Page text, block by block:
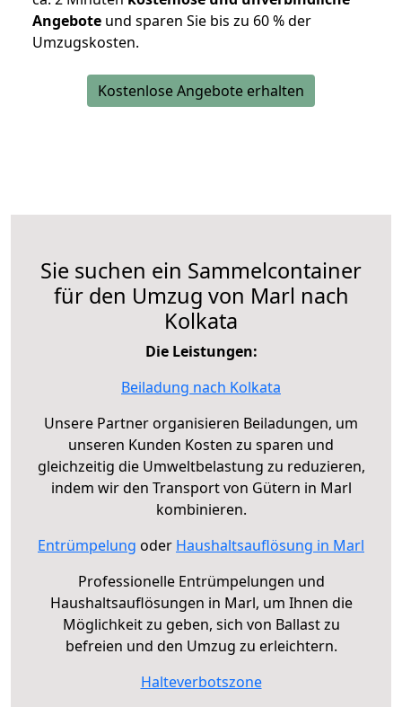
Angebote und sparen Sie bis zu 60 % der
Umzugskosten.
Kostenlose Angebote erhalten
Sie suchen ein Sammelcontainer
für den Umzug von Marl nach
Kolkata
Die Leistungen:
Beiladung nach Kolkata
Unsere Partner organisieren Beiladungen, um
unseren Kunden Kosten zu sparen und
gleichzeitig die Umweltbelastung zu reduzieren,
indem wir den Transport von Gütern in Marl
kombinieren.
Entrümpelung oder Haushaltsauflösung in Marl
Professionelle Entrümpelungen und
Haushaltsauflösungen in Marl, um Ihnen die
Möglichkeit zu geben, sich von Ballast zu
befreien und den Umzug zu erleichtern.
Halteverbotszone